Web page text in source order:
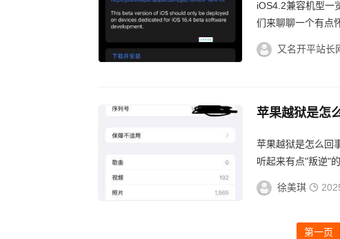
iOS4.2兼容机型一
们来聊聊一个有点
者18了，但有时
又名开平站长
苹果越狱是怎
苹果越狱是怎么回
听起来有点"叛逆"
常被朋友问到："
徐美琪
第一页